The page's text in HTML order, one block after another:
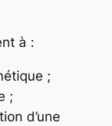
à :
;
;
d’une